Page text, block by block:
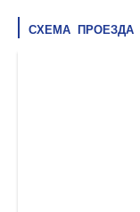
СХЕМА ПРОЕЗДА